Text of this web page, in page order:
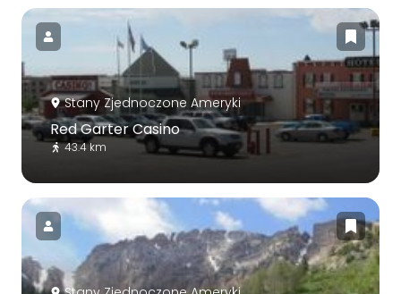
Stany Zjednoczone Ameryki
Red Garter Casino
43.4 km